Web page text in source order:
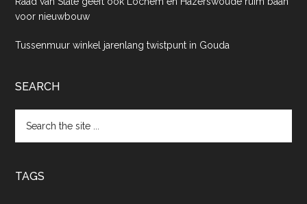
voor nieuwbouw
Tussenmuur winkel jarenlang twistpunt in Gouda
SEARCH
the
TAGS